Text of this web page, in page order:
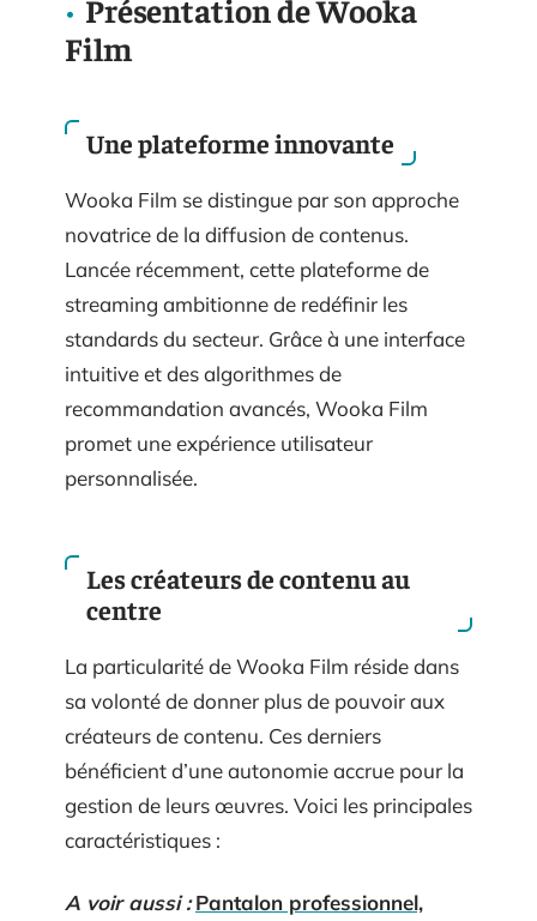
Présentation de Wooka
Film
Une plateforme innovante
Wooka Film se distingue par son approche
novatrice de la diffusion de contenus.
Lancée récemment, cette plateforme de
streaming ambitionne de redéfinir les
standards du secteur. Grâce à une interface
intuitive et des algorithmes de
recommandation avancés, Wooka Film
promet une expérience utilisateur
personnalisée.
Les créateurs de contenu au
centre
La particularité de Wooka Film réside dans
sa volonté de donner plus de pouvoir aux
créateurs de contenu. Ces derniers
bénéficient d’une autonomie accrue pour la
gestion de leurs œuvres. Voici les principales
caractéristiques :
A voir aussi : Pantalon professionnel,